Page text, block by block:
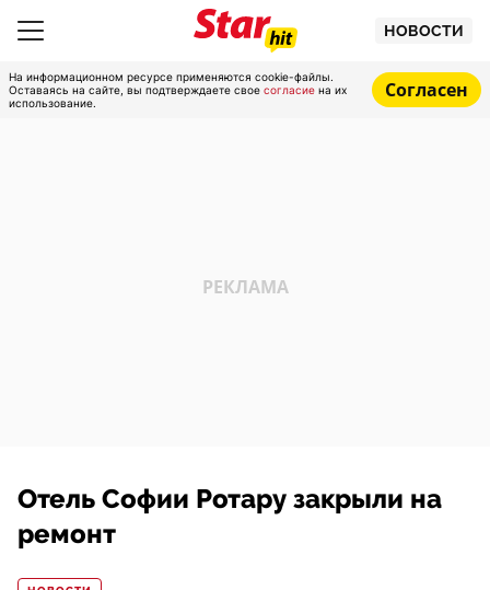
НОВОСТИ
На информационном ресурсе применяются cookie-файлы.
Оставаясь на сайте, вы подтверждаете свое согласие на их
использование.
Согласен
Отель Софии Ротару закрыли на
ремонт